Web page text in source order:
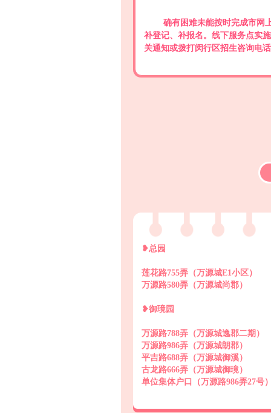
确有困难未能按时完成市网
补登记、补报名。线下服务点实
关通知或拨打闵行区招生咨询电
❥总园
莲花路755弄（万源城E1小区）
万源路580弄（万源城尚郡）
❥御璄园
万源路788弄（万源城逸郡二期）
万源路986弄（万源城朗郡）
平吉路688弄（万源城御溪）
古龙路666弄（万源城御璄）
单位集体户口（万源路986弄27号